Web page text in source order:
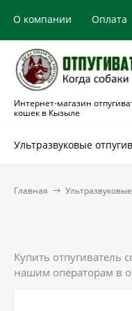
О компании Оплата
Интернет-магазин
кошек в Кызыле
Ультразвуковые
Главная
Купить отпугиватель
нашим операторам в